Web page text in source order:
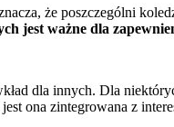
że poszczególni
jest ważne dla
dla innych. Dla
ona zintegrowana z